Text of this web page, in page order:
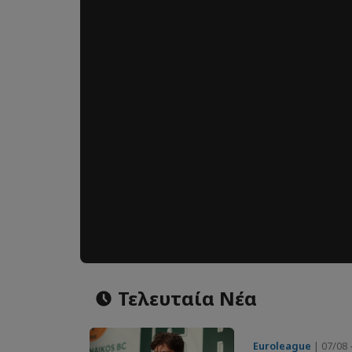
Τελευταία Νέα
Euroleague | 07/08